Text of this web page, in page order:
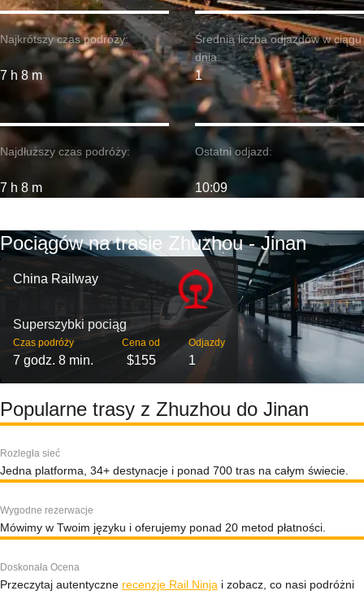
Najkrótszy czas podróży:
7 h 8 m
Najdłuższy czas podróży:
7 h 8 m
Średnia liczba odjazdów w ciągu
dnia:
1
Ostatni odjazd:
10:09
Pociągów na trasie Zhuzhou - Jinan
China Railway
Superszybki pociąg
Czas podróży
7 godz. 8 min.
Cena od
$155
Odjazdy
1
Popularne trasy z Zhuzhou do Jinan
Rozległa sieć
Jedna platforma, 34+ destynacje i ponad 700 tras na całym świecie.
Wygodne rezerwacje
Mówimy w Twoim języku i oferujemy ponad 20 metod płatności.
Doskonała Ocena
Przeczytaj autentyczne recenzje Rail Ninja i zobacz, co nasi podróżni